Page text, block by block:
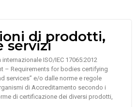
di prodotti,
servizi
ISO/IEC 17065:2012
– Requirements for bodies certifying
services” e/o dalle norme e regole
di Accreditamento secondo i
di certificazione dei diversi prodotti,